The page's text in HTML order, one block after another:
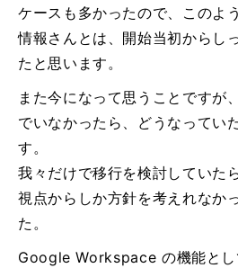
ケースも多かったので、このよ
情報さんとは、開始当初からし
たと思います。
また今になって思うことです
でいなかったら、どうなってい
す。
我々だけで移行を検討していた
視点からしか方針を考えれなか
た。
Google Workspace の機能とし